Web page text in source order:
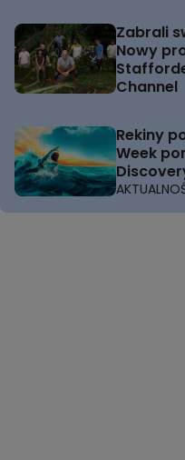
Zabrali
Nowy
Channel
Rekiny
Week